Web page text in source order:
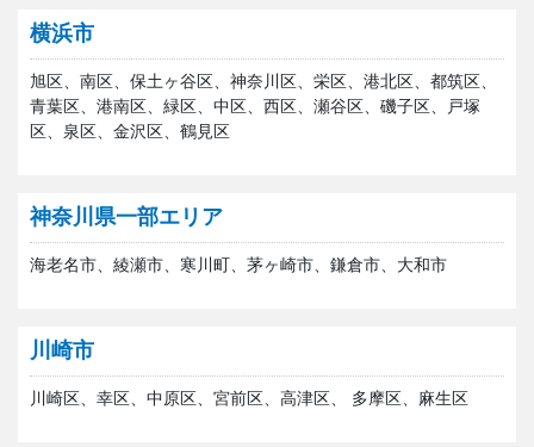
横浜市
旭区、南区、保土ヶ谷区、神奈川区、栄区、港北区、都筑区、
青葉区、港南区、緑区、中区、西区、瀬谷区、磯子区、戸塚
区、泉区、金沢区、鶴見区
神奈川県一部エリア
海老名市、綾瀬市、寒川町、茅ヶ崎市、鎌倉市、大和市
川崎市
川崎区、幸区、中原区、宮前区、高津区、 多摩区、麻生区